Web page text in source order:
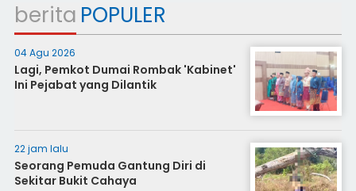
berita POPULER
04 Agu 2026
Lagi, Pemkot Dumai Rombak 'Kabinet'
Ini Pejabat yang Dilantik
22 jam lalu
Seorang Pemuda Gantung Diri di
Sekitar Bukit Cahaya